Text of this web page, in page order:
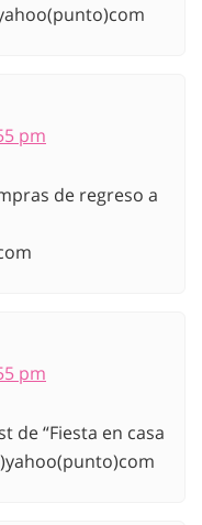
pm
de regreso a
pm
de “Fiesta en casa